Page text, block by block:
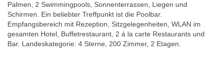
Palmen, 2 Swimmingpools, Sonnenterrassen, Liegen und
Schirmen. Ein beliebter Treffpunkt ist die Poolbar.
Empfangsbereich mit Rezeption, Sitzgelegenheiten, WLAN im
gesamten Hotel, Buffetrestaurant, 2 á la carte Restaurants und
Bar. Landeskategorie: 4 Sterne, 200 Zimmer, 2 Etagen.